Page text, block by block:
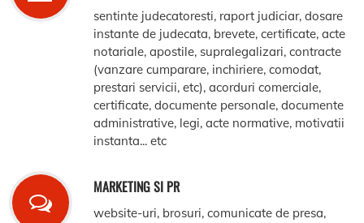
sentinte judecatoresti, raport judiciar, dosare
instante de judecata, brevete, certificate, acte
notariale, apostile, supralegalizari, contracte
(vanzare cumparare, inchiriere, comodat,
prestari servicii, etc), acorduri comerciale,
certificate, documente personale, documente
administrative, legi, acte normative, motivatii
instanta... etc
MARKETING SI PR
website-uri, brosuri, comunicate de presa,